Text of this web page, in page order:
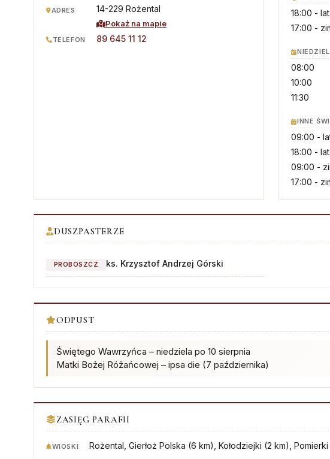
Parafie
Kapłani
Sąd Biskupi
Konta
Stali diakoni
Diakoni stali — lista
Droga
Grupy
Żywy
Wspólnota
Świeckich
Bractwo
ADRES
14-229 Rożental
Pokaż na mapie
TELEFON 89 645 11 12
18:00 -
17:00 -
08:00
10:00
11:30
INNE
09:00 -
18:00 -
09:00 -
17:00 -
DUSZPASTERZE
PROBOSZCZ ks. Krzysztof Andrzej Górski
ODPUST
Świętego Wawrzyńca – niedziela po 10 sierpnia
Matki Bożej Różańcowej – ipsa die (7 października)
ZASIĘG PARAFII
WIOSKI Rożental, Gierłoż Polska (6 km), Kołodziejki (2 km), Pomierki